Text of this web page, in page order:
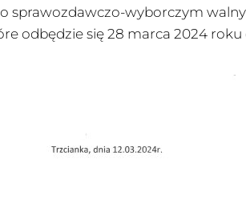
sprawozdawczo-wyborczym
odbędzie się 28 marca 2024